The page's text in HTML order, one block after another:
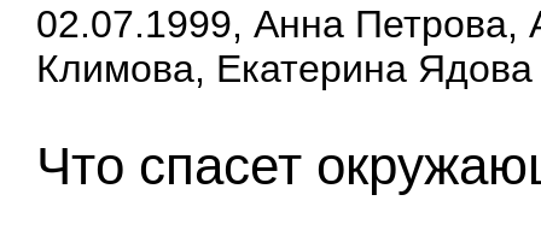
02.07.1999, Анна Петрова,
Климова, Екатерина Ядова
Что спасет